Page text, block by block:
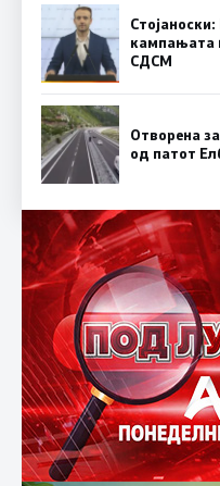
кампањата
СДСM
Отворена
од патот